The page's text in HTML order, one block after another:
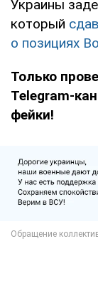
Украины
который
о позициях
Только
Telegram-
фейки!